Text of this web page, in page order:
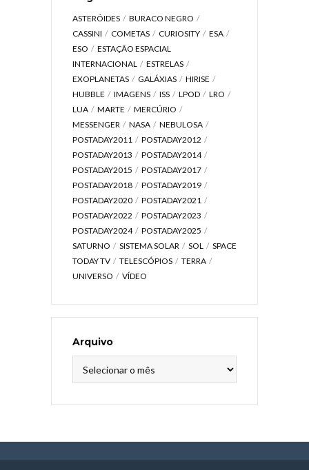
ASTERÓIDES
BURACO NEGRO
CASSINI
COMETAS CURIOSITY
ESA
ESO
ESTAÇÃO ESPACIAL
INTERNACIONAL
ESTRELAS
EXOPLANETAS
GALÁXIAS
HIRISE
HUBBLE
IMAGENS ISS LPOD
LRO
LUA
MARTE
MERCÚRIO
MESSENGER
NASA
NEBULOSA
POSTADAY2011
POSTADAY2012
POSTADAY2013
POSTADAY2014
POSTADAY2015
POSTADAY2017
POSTADAY2018
POSTADAY2019
POSTADAY2020
POSTADAY2021
POSTADAY2022
POSTADAY2023
POSTADAY2024
POSTADAY2025
SATURNO
SISTEMA SOLAR SOL
SPACE
TODAY TV
TELESCÓPIOS
TERRA
UNIVERSO
VÍDEO
Arquivo